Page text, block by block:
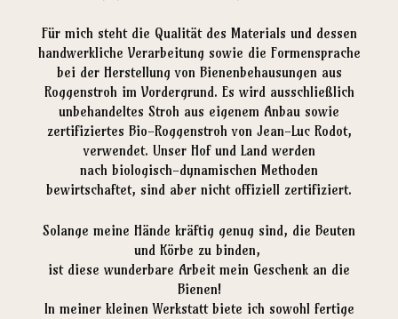
Für mich steht die Qualität des Materials und dessen
handwerkliche Verarbeitung sowie die Formensprache
bei der Herstellung von Bienenbehausungen aus
Roggenstroh im Vordergrund. Es wird ausschließlich
unbehandeltes Stroh aus eigenem Anbau sowie
zertifiziertes Bio-Roggenstroh von Jean-Luc Rodot,
verwendet. Unser Hof und Land werden
nach biologisch-dynamischen Methoden
bewirtschaftet, sind aber nicht offiziell zertifiziert.
Solange meine Hände kräftig genug sind, die Beuten
und Körbe zu binden,
ist diese wunderbare Arbeit mein Geschenk an die
Bienen!
In meiner kleinen Werkstatt biete ich sowohl fertige